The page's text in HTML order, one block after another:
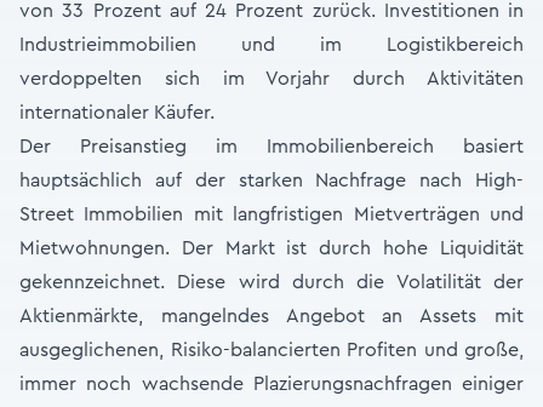
von 33 Prozent auf 24 Prozent zurück. Investitionen in
Industrieimmobilien und im Logistikbereich
verdoppelten sich im Vorjahr durch Aktivitäten
internationaler Käufer.
Der Preisanstieg im Immobilienbereich basiert
hauptsächlich auf der starken Nachfrage nach High-
Street Immobilien mit langfristigen Mietverträgen und
Mietwohnungen. Der Markt ist durch hohe Liquidität
gekennzeichnet. Diese wird durch die Volatilität der
Aktienmärkte, mangelndes Angebot an Assets mit
ausgeglichenen, Risiko-balancierten Profiten und große,
immer noch wachsende Plazierungsnachfragen einiger